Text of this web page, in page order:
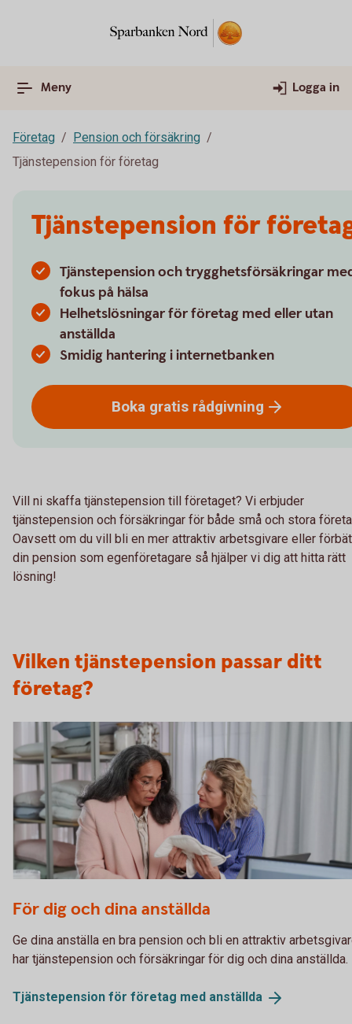
Meny Logga in
Företag
Pension och försäkring
Tjänstepension för företag
Tjänstepension för
Tjänstepension och trygghetsförsäkringar
fokus på hälsa
Helhetslösningar för företag med eller utan
anställda
Smidig hantering i internetbanken
Boka gratis rådgivning
Vill ni skaffa tjänstepension till företaget? Vi erbjuder
tjänstepension och försäkringar för både små och stora
Oavsett om du vill bli en mer attraktiv arbetsgivare eller
din pension som egenföretagare så hjälper vi dig att hitta rätt
lösning!
Vilken tjänstepension passar ditt
företag?
För dig och dina anställda
Ge dina anställa en bra pension och bli en attraktiv
har tjänstepension och försäkringar för dig och dina anställda.
Tjänstepension för företag med anställda